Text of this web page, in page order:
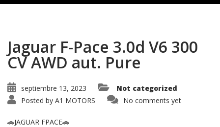
Jaguar F-Pace 3.0d V6 300
CV AWD aut. Pure
septiembre 13, 2023
Not categorized
Posted by A1 MOTORS No comments yet
🚗JAGUAR FPACE🚗